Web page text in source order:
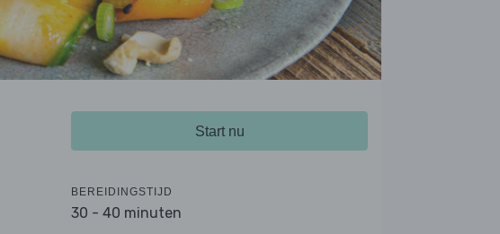
Start nu
BEREIDINGSTIJD
30 - 40 minuten